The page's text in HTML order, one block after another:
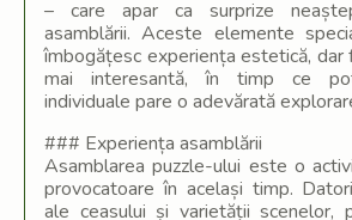
– care apar ca surprize
asamblării. Aceste elemente
îmbogățesc experiența estetică, dar
mai interesantă, în timp ce
individuale pare o adevărată
### Experiența asamblării
Asamblarea puzzle-ului este o
provocatoare în același timp.
ale ceasului și varietății scenelor,